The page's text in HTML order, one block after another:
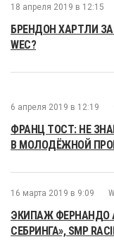
18 апреля 2019 в 12:15
БРЕНДОН ХАРТЛИ
WEC?
6 апреля 2019 в 12:19
ФРАНЦ ТОСТ: НЕ
В МОЛОДЁЖНОЙ
16 марта 2019 в 9:09
ЭКИПАЖ ФЕРНАНДО
СЕБРИНГА», SMP